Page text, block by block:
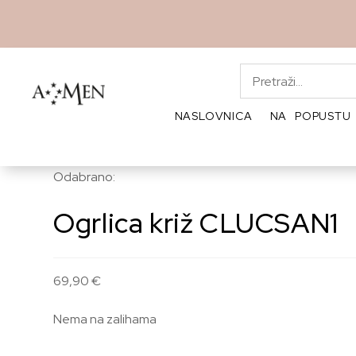
NASLOVNICA NA POPUSTU
Odabrano:
Ogrlica križ CLUCSAN1
69,90€
Nema na zalihama